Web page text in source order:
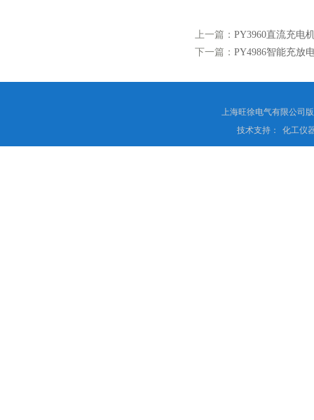
上一篇： PY3960直流充电
下一篇： PY4986智能充放
上海旺徐电气有限公司
技术支持：
化工仪